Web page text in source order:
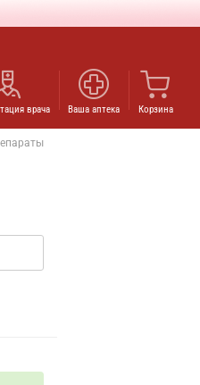
врача Ваша аптека Корзина